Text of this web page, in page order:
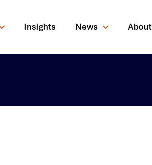
Insights News About